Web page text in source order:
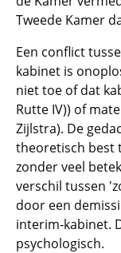
Tweede Kamer
Een conflict
kabinet is
niet toe of dat
Rutte IV)) of
Zijlstra). De
theoretisch best
zonder veel
verschil tussen
door een
interim-kabinet.
psychologisch.